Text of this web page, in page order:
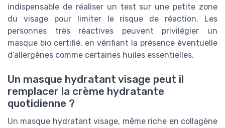
indispensable de réaliser un test sur une petite zone
du visage pour limiter le risque de réaction. Les
personnes très réactives peuvent privilégier un
masque bio certifié, en vérifiant la présence éventuelle
d’allergènes comme certaines huiles essentielles.
Un masque hydratant visage peut il
remplacer la crème hydratante
quotidienne ?
Un masque hydratant visage, même riche en collagène